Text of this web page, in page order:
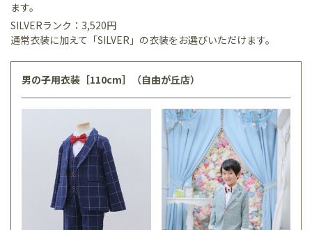
ます。
SILVERランク：3,520円
通常衣装に加えて「SILVER」の衣装をお選びいただけます。
男の子用衣装［110cm］（自由が丘店）